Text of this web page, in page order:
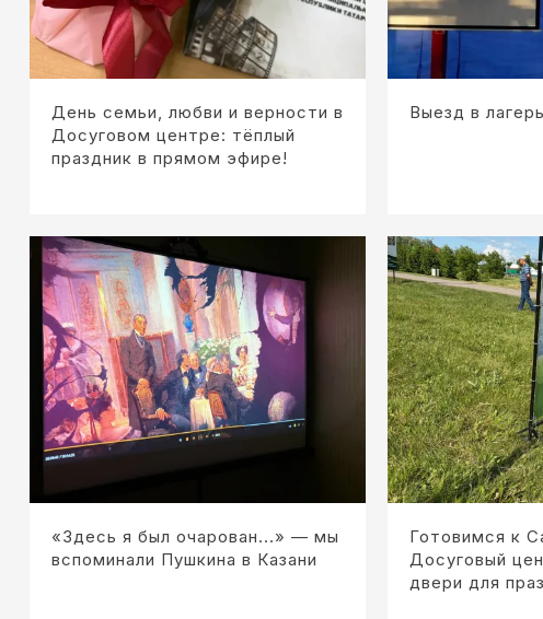
День семьи, любви и верности в
Досуговом центре: тёплый
праздник в прямом эфире!
Выезд в
«Здесь я был очарован...» — мы
вспоминали Пушкина в Казани
Готовимся к
Досуговый
двери для